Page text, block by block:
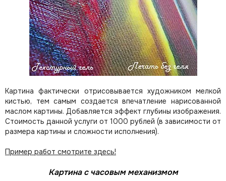
Картина фактически отрисовывается художником мелкой
кистью, тем самым создается впечатление нарисованной
маслом картины. Добавляется эффект глубины изображения.
Стоимость данной услуги от 1000 рублей (в зависимости от
размера картины и сложности исполнения).
Пример работ смотрите здесь!
Картина с часовым механизмом